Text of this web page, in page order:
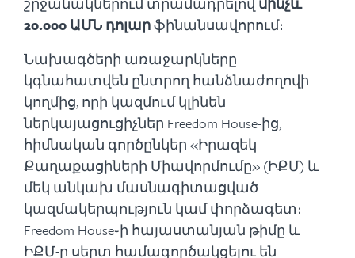
20.000 ԱՄՆ դոլարֆինանսավորում։
Նախագծերի առաջարկները
կգնահատվեն ընտրող հանձնաժողովի
կողմից, որի կազմում կլինեն
ներկայացուցիչներ Freedom House-ից,
հիմնական գործընկեր «Իրազեկ
Քաղաքացիների Միավորմումը» (ԻՔՄ) և
մեկ անկախ մասնագիտացված
կազմակերպություն կամ փորձագետ։
Freedom House֊ի հայաստանյան թիմը և
ԻՔՄ-ը սերտ համագործակցելու են